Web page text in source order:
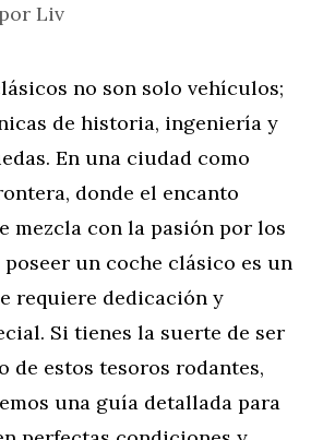
Liv
no son solo vehículos;
de historia, ingeniería y
En una ciudad como
donde el encanto
mezcla con la pasión por los
un coche clásico es un
requiere dedicación y
Si tienes la suerte de ser
de estos tesoros rodantes,
una guía detallada para